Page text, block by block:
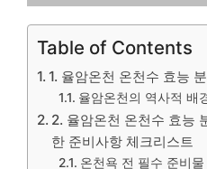
Table of Contents
1. 율암온천 온천수 효능
율암온천의 역사적 배
2. 율암온천 온천수 효능
한 준비사항 체크리스트
온천욕 전 필수 준비물